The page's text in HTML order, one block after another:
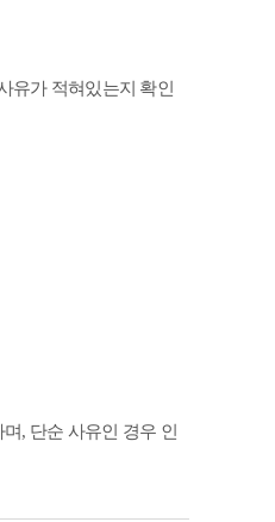
유가 적혀있는지 확인
, 단순 사유인 경우 인